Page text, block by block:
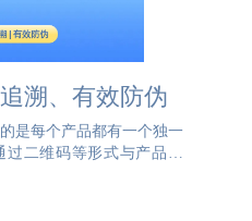
溯、有效防伪
是每个产品都有一个独一
过二维码等形式与产品绑
准对应。这种方式的主要
提供一个独特的身份标